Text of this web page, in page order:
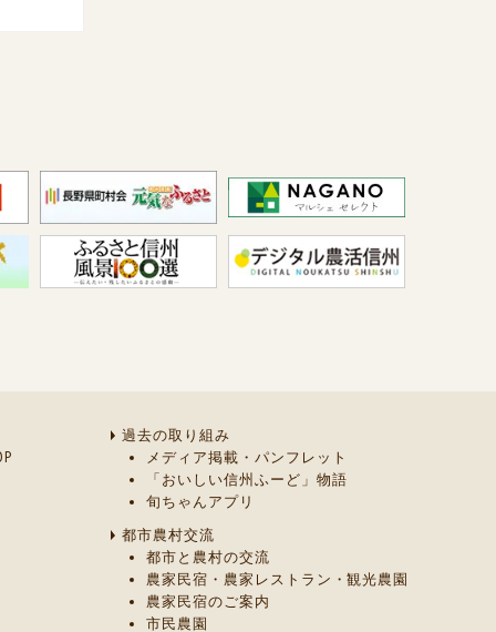
過去の取り組み
メディア掲載・パンフレット
「おいしい信州ふーど」物語
旬ちゃんアプリ
都市農村交流
都市と農村の交流
農家民宿・農家レストラン・観光農園
農家民宿のご案内
市民農園